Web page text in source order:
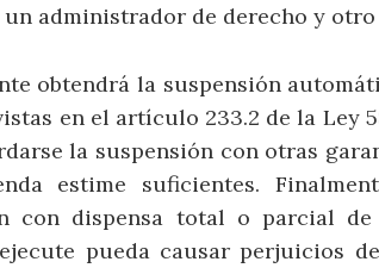
administrador de derecho y otro
obtendrá la suspensión
en el artículo 233.2 de la Ley
la suspensión con otras
estime suficientes.
con dispensa total o parcial
pueda causar perjuicios